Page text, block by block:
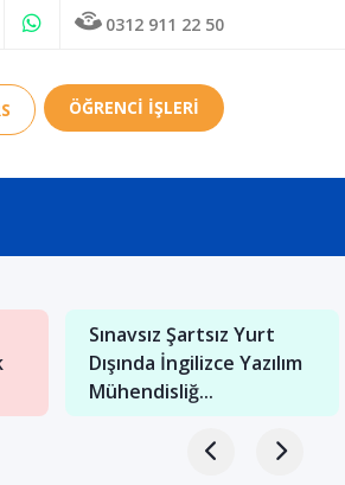
0312 911 22 50
ÖĞRENCİ İŞLERİ
6 Adımda Öğrenciler İçin
Saraybosna’da Yaşam
Rehberi...